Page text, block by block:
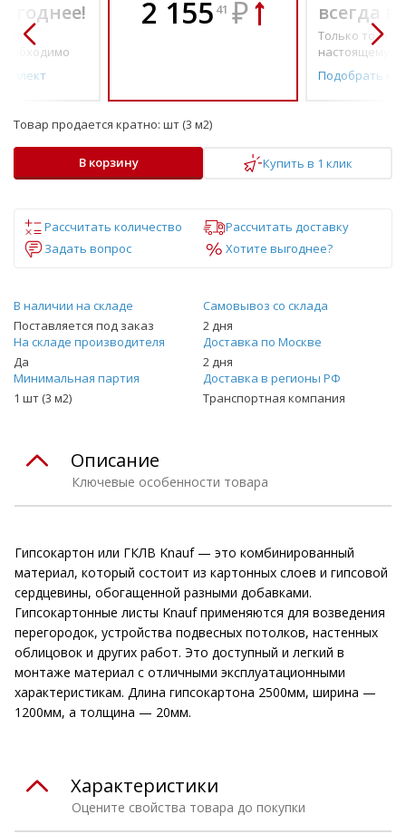
по-
2 155 41 ₽
всегда
Только то, что
настоящему
Подобрать
Товар продается кратно: шт (3 м2)
В корзину Купить в 1 клик
Рассчитать количество
Рассчитать доставку
Задать вопрос
Хотите выгоднее?
В наличии на складе
Поставляется под заказ
Самовывоз со склада
2 дня
На складе производителя
Да
Доставка по Москве
2 дня
Минимальная партия
1 шт (3 м2)
Доставка в регионы РФ
Транспортная компания
Ключевые особенности товара
Описание
Гипсокартон или ГКЛВ Knauf — это комбинированный
материал, который состоит из картонных слоев и гипсовой
сердцевины, обогащенной разными добавками.
Гипсокартонные листы Knauf применяются для возведения
перегородок, устройства подвесных потолков, настенных
облицовок и других работ. Это доступный и легкий в
монтаже материал с отличными эксплуатационными
характеристикам. Длина гипсокартона 2500мм, ширина —
1200мм, а толщина — 20мм.
Оцените свойства товара до покупки
Характеристики